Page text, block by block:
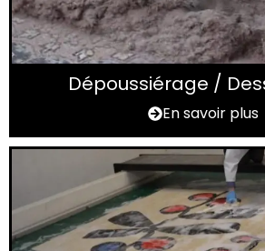
Dépoussiérage /
En savoir plus